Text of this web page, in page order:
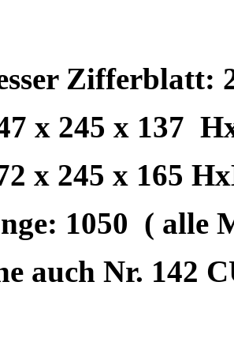
Zifferblatt:
x 245 x 137
x 245 x 165
1050 ( alle
auch Nr. 142